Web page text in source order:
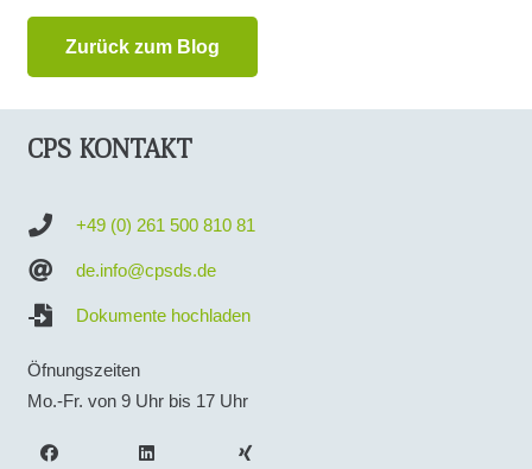
Zurück zum Blog
CPS KONTAKT
+49 (0) 261 500 810 81
de.info@cpsds.de
Dokumente hochladen
Öfnungszeiten
Mo.-Fr. von 9 Uhr bis 17 Uhr